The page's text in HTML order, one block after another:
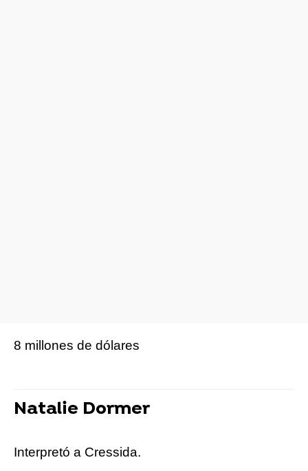
8 millones de dólares
Natalie Dormer
Interpretó a Cressida.